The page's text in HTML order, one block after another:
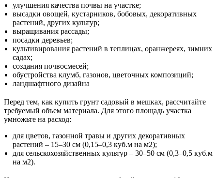
улучшения качества почвы на участке;
высадки овощей, кустарников, бобовых, декоративных
растений, других культур;
выращивания рассады;
посадки деревьев;
культивирования растений в теплицах, оранжереях, зимних
садах;
создания почвосмесей;
обустройства клумб, газонов, цветочных композиций;
ландшафтного дизайна
Перед тем, как купить грунт садовый в мешках, рассчитайте
требуемый объем материала. Для этого площадь участка
умножьте на расход:
для цветов, газонной травы и других декоративных
растений – 15–30 см (0,15–0,3 куб.м на м2);
для сельскохозяйственных культур – 30–50 см (0,3–0,5 куб.м
на м2).